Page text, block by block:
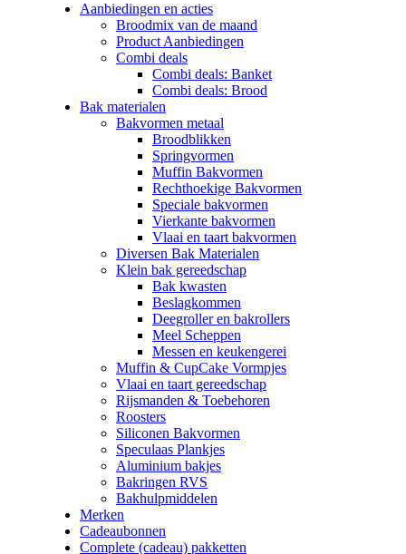
Aanbiedingen en acties
Broodmix van de maand
Product Aanbiedingen
Combi deals
Combi deals: Banket
Combi deals: Brood
Bak materialen
Bakvormen metaal
Broodblikken
Springvormen
Muffin Bakvormen
Rechthoekige Bakvormen
Speciale bakvormen
Vierkante bakvormen
Vlaai en taart bakvormen
Diversen Bak Materialen
Klein bak gereedschap
Bak kwasten
Beslagkommen
Deegroller en bakrollers
Meel Scheppen
Messen en keukengerei
Muffin & CupCake Vormpjes
Vlaai en taart gereedschap
Rijsmanden & Toebehoren
Roosters
Siliconen Bakvormen
Speculaas Plankjes
Aluminium bakjes
Bakringen RVS
Bakhulpmiddelen
Merken
Cadeaubonnen
Complete (cadeau) pakketten